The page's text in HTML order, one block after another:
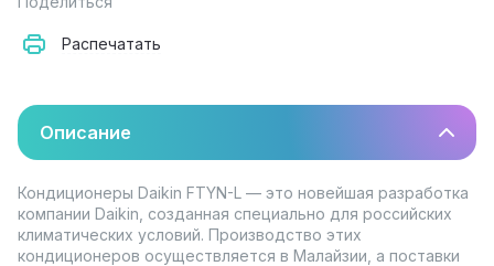
Распечатать
Описание
Кондиционеры Daikin FTYN-L — это новейшая разработка
компании Daikin, созданная специально для российских
климатических условий. Производство этих
кондиционеров осуществляется в Малайзии, а поставки